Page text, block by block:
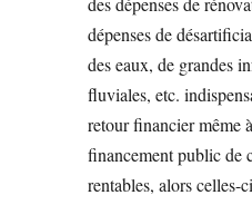
dépenses de
des eaux, de grandes
fluviales, etc.
retour financier même
financement public de
rentables, alors celles-